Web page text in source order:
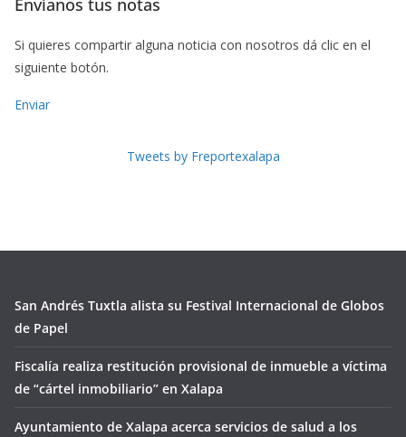
Envíanos tus notas
Si quieres compartir alguna noticia con nosotros dá clic en el
siguiente botón.
Enviar
Tweets by Freportexalapa
San Andrés Tuxtla alista su Festival Internacional de Globos
de Papel
Fiscalía realiza restitución provisional de inmueble a víctima
de “cártel inmobiliario” en Xalapa
Ayuntamiento de Xalapa acerca servicios de salud a los